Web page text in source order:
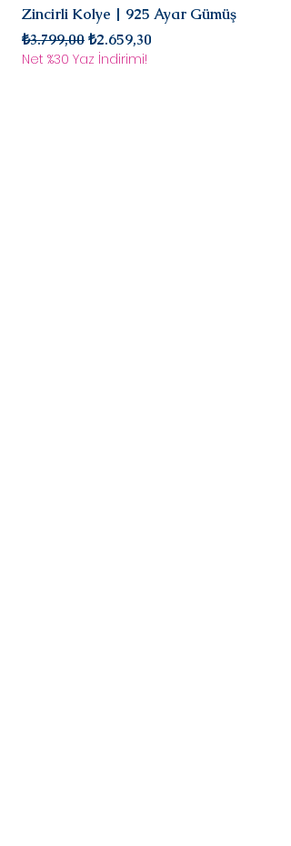
Zincirli Kolye | 925 Ayar Gümüş
Normal Fiyat
₺3.799,00İndirimli Fiyat
₺2.659,30
Net %30 Yaz İndirimi!